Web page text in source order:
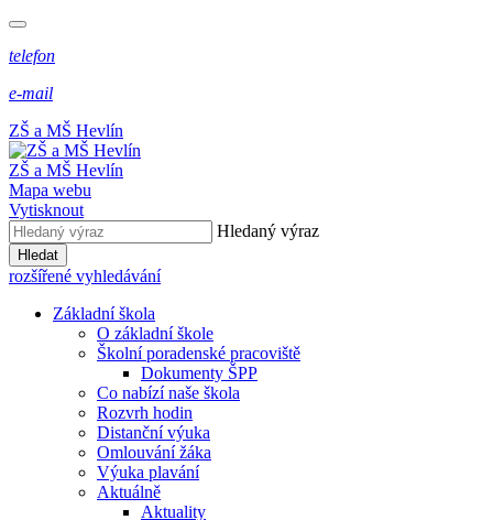
telefon
e-mail
ZŠ a MŠ Hevlín
ZŠ a MŠ Hevlín
Mapa webu
Vytisknout
Hledaný výraz
Hledat
rozšířené vyhledávání
Základní škola
O základní škole
Školní poradenské pracoviště
Dokumenty ŠPP
Co nabízí naše škola
Rozvrh hodin
Distanční výuka
Omlouvání žáka
Výuka plavání
Aktuálně
Aktuality